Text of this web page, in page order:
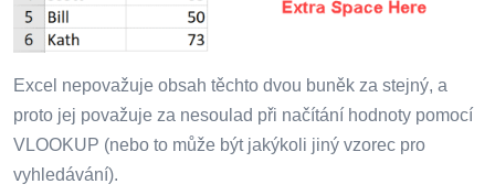
Excel nepovažuje obsah těchto dvou buněk za stejný, a
proto jej považuje za nesoulad při načítání hodnoty pomocí
VLOOKUP (nebo to může být jakýkoli jiný vzorec pro
vyhledávání).